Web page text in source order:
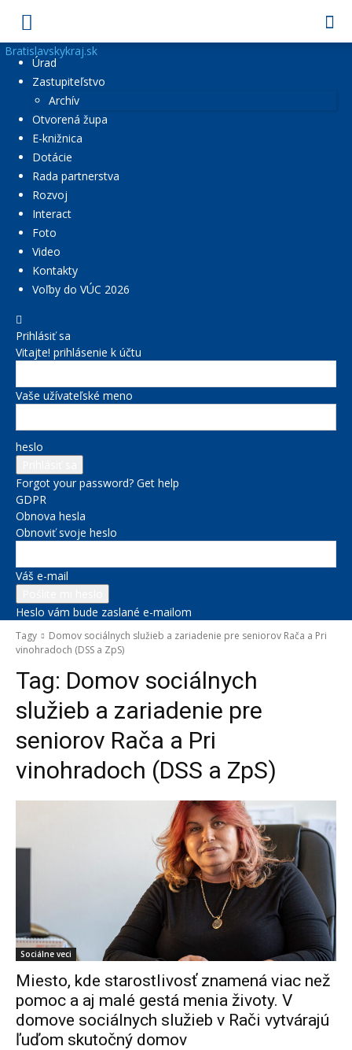
Bratislavskykraj.sk
Úrad
Zastupiteľstvo
Archív
Otvorená župa
E-knižnica
Dotácie
Rada partnerstva
Rozvoj
Interact
Foto
Video
Kontakty
Voľby do VÚC 2026
Prihlásiť sa
Vitajte! prihlásenie k účtu
Vaše užívateľské meno
heslo
Forgot your password? Get help
GDPR
Obnova hesla
Obnoviť svoje heslo
Váš e-mail
Heslo vám bude zaslané e-mailom
Tagy
Domov sociálnych služieb a zariadenie pre seniorov Rača a Pri
vinohradoch (DSS a ZpS)
Tag: Domov sociálnych
služieb a zariadenie pre
seniorov Rača a Pri
vinohradoch (DSS a ZpS)
Sociálne veci
Miesto, kde starostlivosť znamená viac než
pomoc a aj malé gestá menia životy. V
domove sociálnych služieb v Rači vytvárajú
ľuďom skutočný domov